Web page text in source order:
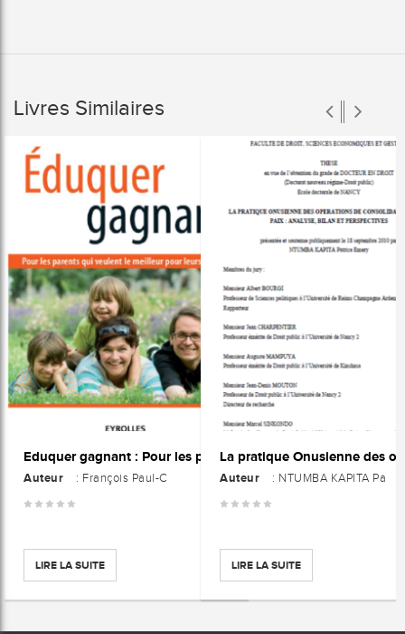
Livres Similaires
Eduquer gagnant : Pour les parents qui veulent le meilleur pour leurs enfants
Auteur : François Paul-C
LIRE LA SUITE
Auteur : NTUMBA KAPITA Pa
LIRE LA SUITE